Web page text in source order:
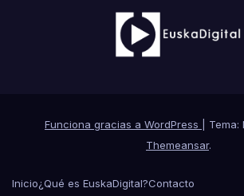
Funciona gracias a WordPress
Tema:
Themeansar.
Inicio¿Qué es EuskaDigital?Contacto